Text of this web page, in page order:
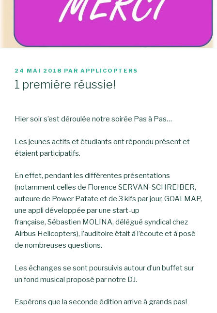
PUBLIÉ
LE
24 MAI 2018 PAR APPLICOPTERS
1 première réussie!
Hier soir s’est déroulée notre soirée Pas à Pas…
Les jeunes actifs et étudiants ont répondu présent et
étaient participatifs.
En effet, pendant les différentes présentations
(notamment celles de Florence SERVAN-SCHREIBER,
auteure de Power Patate et de 3 kifs par jour, GOALMAP,
une appli développée par une start-up
française, Sébastien MOLINA, délégué syndical chez
Airbus Helicopters), l’auditoire était à l’écoute et à posé
de nombreuses questions.
Les échanges se sont poursuivis autour d’un buffet sur
un fond musical proposé par notre DJ.
Espérons que la seconde édition arrive à grands pas!